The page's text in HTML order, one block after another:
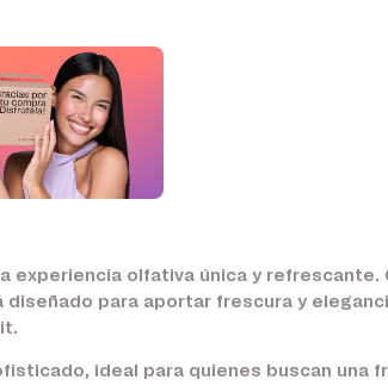
experiencia olfativa única y refrescante.
para aportar frescura y
ideal para quienes buscan una